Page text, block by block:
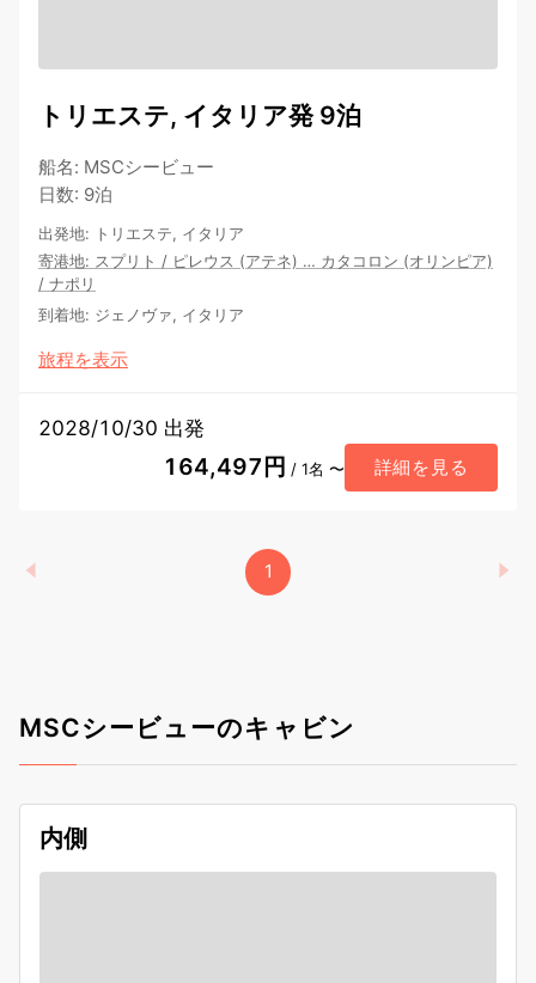
トリエステ, イタリア発 9泊
船名: MSCシービュー
日数: 9泊
出発地: トリエステ, イタリア
寄港地: スプリト / ピレウス (アテネ) … カタコロン (オリンピア)
/ ナポリ
到着地: ジェノヴァ, イタリア
旅程を表示
2028/10/30 出発
164,497円 / 1名 〜 詳細を見る
1
MSCシービューのキャビン
内側